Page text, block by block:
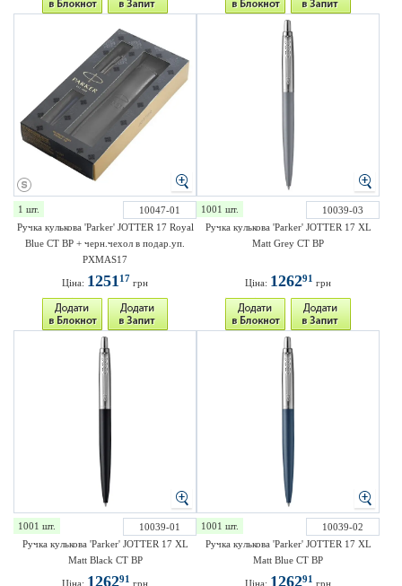
1 шт.
10047-01
Ручка кулькова 'Parker' JOTTER 17 Royal
Blue CT BP + черн.чехол в подар.уп.
PXMAS17
Ціна: 125117 грн
1001 шт.
10039-03
Ручка кулькова 'Parker' JOTTER 17 XL
Matt Grey CT BP
Ціна: 126291 грн
1001 шт.
10039-01
Ручка кулькова 'Parker' JOTTER 17 XL
Matt Black CT BP
Ціна: 126291 грн
1001 шт.
10039-02
Ручка кулькова 'Parker' JOTTER 17 XL
Matt Blue CT BP
Ціна: 126291 грн